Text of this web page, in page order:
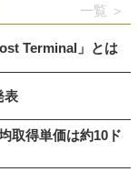
一覧 ＞
Terminal」とは
表
取得単価は約10ド